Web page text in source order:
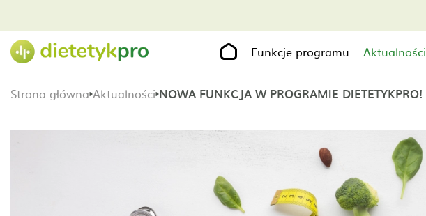
Funkcje programu Aktualności
Strona główna Aktualności NOWA FUNKCJA W PROGRAMIE